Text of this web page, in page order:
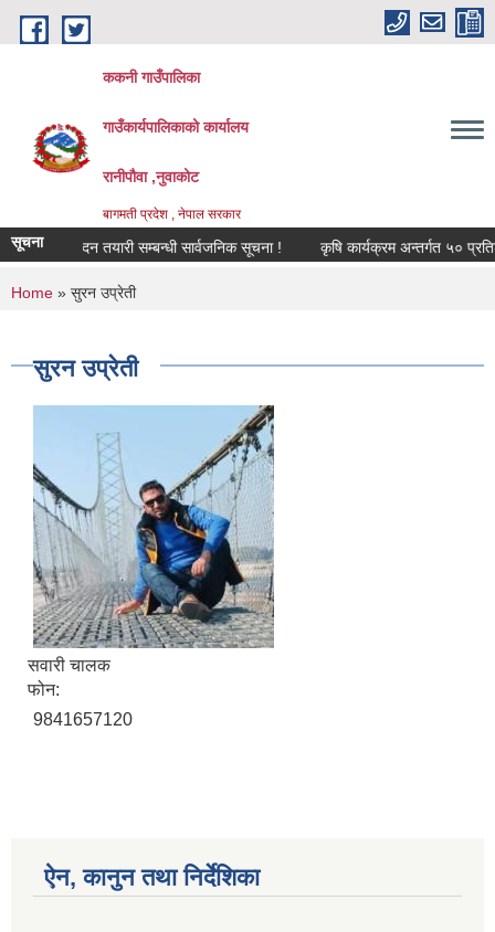
Skip to main content
ककनी गाउँपालिका
गाउँकार्यपालिकाको कार्यालय
रानीपौवा ,नुवाकोट
बागमती प्रदेश , नेपाल सरकार
सूचना
प्रतिवेदन तयारी सम्बन्धी सार्वजनिक सूचना ! कृषि कार्यक्रम अन्तर्गत ५० प्रतिशत
You are here
Home » सुरन उप्रेती
सुरन उप्रेती
सवारी चालक
फोन:
9841657120
ऐन, कानुन तथा निर्देशिका